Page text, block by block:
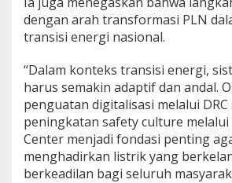
dengan arah transformasi PLN
transisi energi nasional.
“Dalam konteks transisi energi,
harus semakin adaptif dan andal.
penguatan digitalisasi melalui DRC
peningkatan safety culture melalui
Center menjadi fondasi penting
menghadirkan listrik yang
berkeadilan bagi seluruh